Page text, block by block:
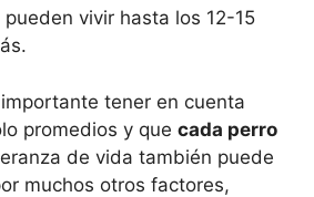
pueden vivir hasta los 12-15
tener en cuenta
promedios y que cada perro
de vida también puede
muchos otros factores,